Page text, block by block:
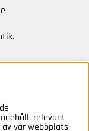
Anmäl mig
relevant
vår webbplats.